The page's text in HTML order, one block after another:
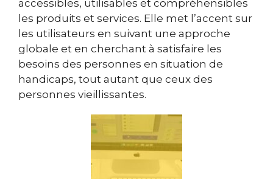
accessibles, utilisables et compréhensibles
les produits et services. Elle met l’accent sur
les utilisateurs en suivant une approche
globale et en cherchant à satisfaire les
besoins des personnes en situation de
handicaps, tout autant que ceux des
personnes vieillissantes.